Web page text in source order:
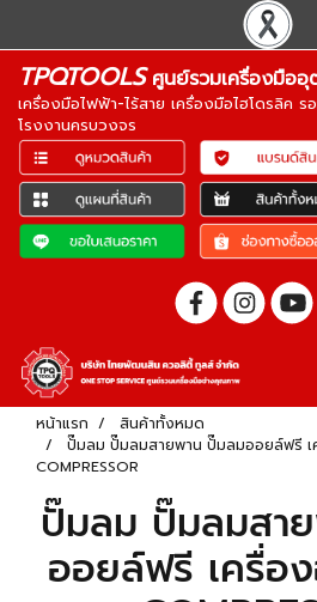
TPQTOOLSศูนย์รวมเครื่องมืออุ
เครื่องมือไฟฟ้า-ไร้สาย เครื่องมือไฮโดรลิค
โรงงานครบวงจร
หน้าแรก
สินค้าทั้งหมด
ปั๊มลม ปั๊มลมสายพาน ปั๊มลมออยล์ฟรี เ
COMPRESSOR
ปั๊มลม ปั๊มลมสา
ออยล์ฟรี เครื่อ